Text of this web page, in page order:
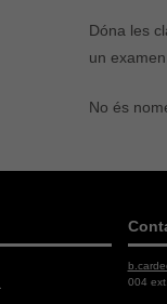
Dóna les
un
No és
004